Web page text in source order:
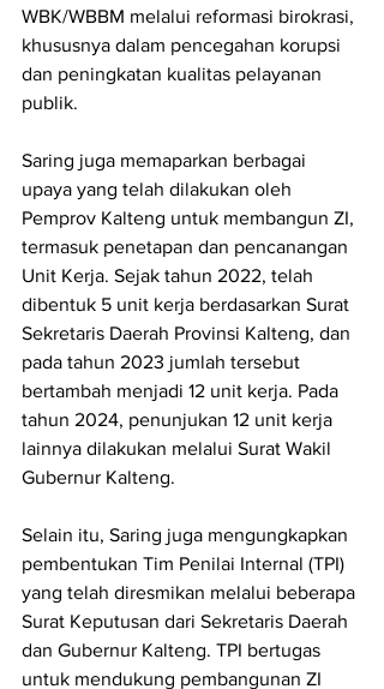
WBK/WBBM melalui reformasi birokrasi,
khususnya dalam pencegahan korupsi
dan peningkatan kualitas pelayanan
publik.
Saring juga memaparkan berbagai
upaya yang telah dilakukan oleh
Pemprov Kalteng untuk membangun ZI,
termasuk penetapan dan pencanangan
Unit Kerja. Sejak tahun 2022, telah
dibentuk 5 unit kerja berdasarkan Surat
Sekretaris Daerah Provinsi Kalteng, dan
pada tahun 2023 jumlah tersebut
bertambah menjadi 12 unit kerja. Pada
tahun 2024, penunjukan 12 unit kerja
lainnya dilakukan melalui Surat Wakil
Gubernur Kalteng.
Selain itu, Saring juga mengungkapkan
pembentukan Tim Penilai Internal (TPI)
yang telah diresmikan melalui beberapa
Surat Keputusan dari Sekretaris Daerah
dan Gubernur Kalteng. TPI bertugas
untuk mendukung pembangunan ZI